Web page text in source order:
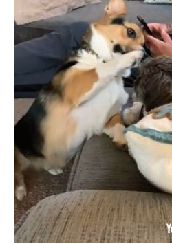
モノづくり技術者専門サイト
エレクトロニクス専門サイト
電子設計の基本と応用
エネルギーの専門メディア
建設×テクノロジーの最前線
ちょっと気になるネットの話題